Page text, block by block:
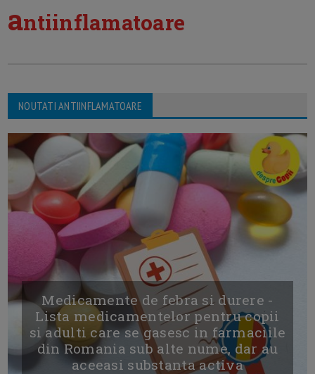
antiinflamatoare
NOUTATI ANTIINFLAMATOARE
Medicamente de febra si durere -
Lista medicamentelor pentru copii
si adulti care se gasesc in farmaciile
din Romania sub alte nume, dar au
aceeasi substanta activa